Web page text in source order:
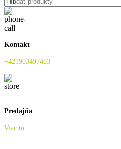
Kontakt
+421903497403
Predajňa
Viac tu